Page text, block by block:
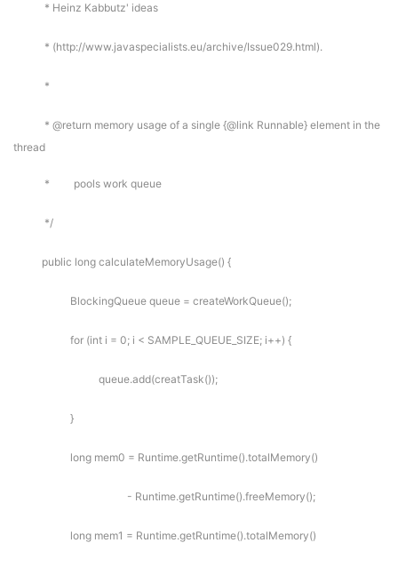
* Heinz Kabbutz' ideas
* (http://www.javaspecialists.eu/archive/Issue029.html).
*
* @return memory usage of a single {@link Runnable} element in the
thread
* pools work queue
*/
public long calculateMemoryUsage() {
BlockingQueue queue = createWorkQueue();
for (int i = 0; i < SAMPLE_QUEUE_SIZE; i++) {
queue.add(creatTask());
}
long mem0 = Runtime.getRuntime().totalMemory()
- Runtime.getRuntime().freeMemory();
long mem1 = Runtime.getRuntime().totalMemory()